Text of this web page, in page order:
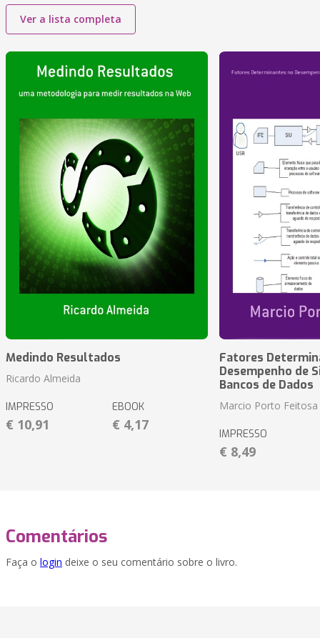
Ver a lista completa
Medindo Resultados
Ricardo Almeida
IMPRESSO
€ 10,91
EBOOK
€ 4,17
Fatores
Desempenho de
Bancos de Dados
Marcio Porto Feitosa
IMPRESSO
€ 8,49
Comentários
Faça o login deixe o seu comentário sobre o livro.